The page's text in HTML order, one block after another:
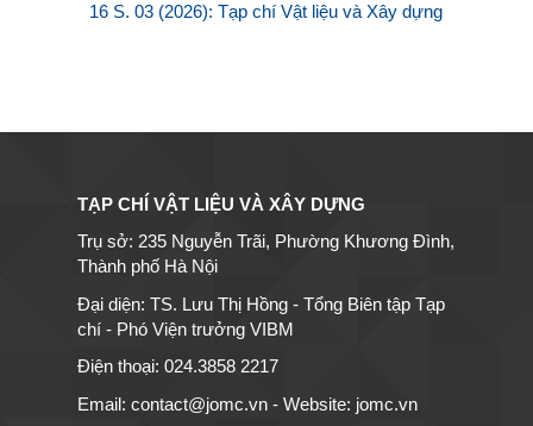
16 S. 03 (2026): Tạp chí Vật liệu và Xây dựng
TẠP CHÍ VẬT LIỆU VÀ XÂY DỰNG
Trụ sở: 235 Nguyễn Trãi, Phường Khương Đình,
Thành phố Hà Nội
Đại diện: TS. Lưu Thị Hồng - Tổng Biên tập Tạp
chí - Phó Viện trưởng VIBM
Điện thoại: 024.3858 2217
Email: contact@jomc.vn - Website: jomc.vn